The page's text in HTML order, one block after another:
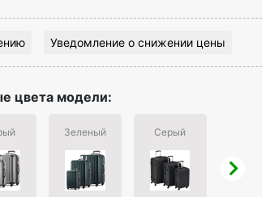
Уведомление о снижении цены
цвета модели:
Зеленый Серый